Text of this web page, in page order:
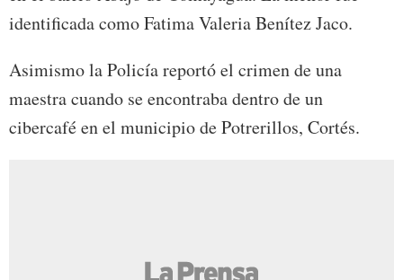
identificada como Fatima Valeria Benítez Jaco.
Asimismo la Policía reportó el crimen de una
maestra cuando se encontraba dentro de un
cibercafé en el municipio de Potrerillos, Cortés.